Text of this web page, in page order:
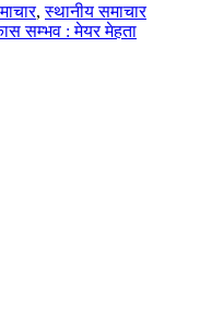
,स्थानीय समाचार